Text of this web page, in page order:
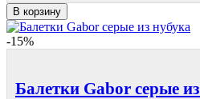
В корзину
-15%
Балетки Gabor серые